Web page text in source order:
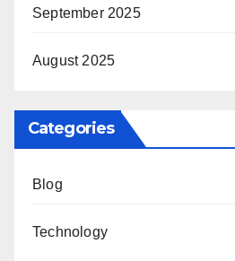
September 2025
August 2025
Categories
Blog
Technology